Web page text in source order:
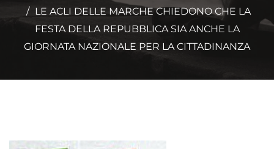
LE ACLI DELLE MARCHE CHIEDONO CHE LA
FESTA DELLA REPUBBLICA SIA ANCHE LA
GIORNATA NAZIONALE PER LA CITTADINANZA